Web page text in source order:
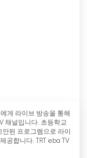
애국심과 러시
러시아의 역사적
한 러시아 과학
승리의 역사, 우
있습니다.
게 라이브 방송을 통해
채널입니다. 초등학교
된 프로그램으로 라이
공합니다. TRT eba TV